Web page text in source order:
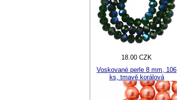
18.00 CZK
Voskované perle 8 mm, 106
ks, tmavě korálová